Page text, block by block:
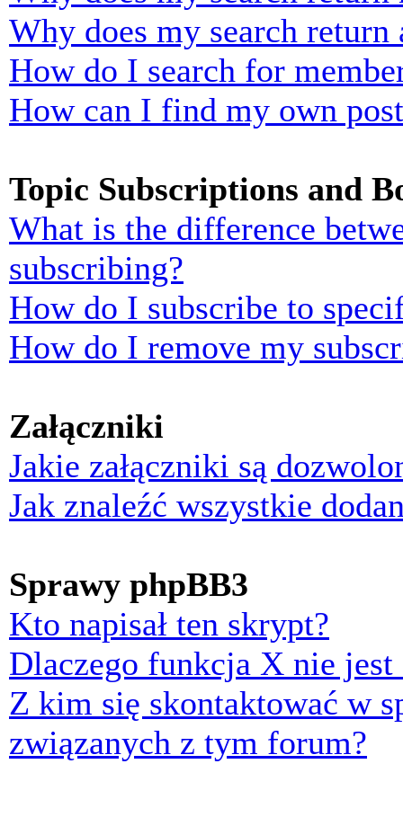
Why does my search return
How do I search for
How can I find my own
Topic Subscriptions and
What is the difference
subscribing?
How do I subscribe to
How do I remove my
Załączniki
Jakie załączniki są
Jak znaleźć wszystkie
Sprawy phpBB3
Kto napisał ten skrypt?
Dlaczego funkcja X nie jest
Z kim się skontaktować w
związanych z tym forum?